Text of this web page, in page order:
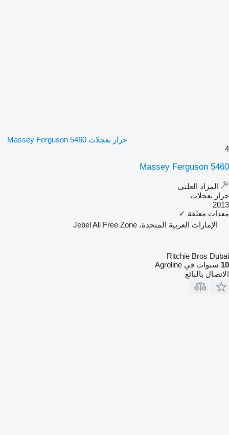
جرار بعجلات Massey Ferguson 5460
4
Massey Ferguson 5460
المزاد العلني
جرار بعجلات
2013
معدات معلقة ✓
الإمارات العربية المتحدة، Jebel Ali Free Zone
Ritchie Bros Dubai
10 سنوات في Agroline
الاتصال بالبائع